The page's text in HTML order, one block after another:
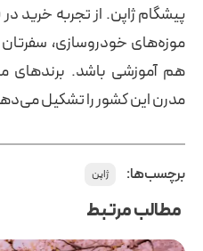
پیشگام ژاپن. از تجربه خرید
موزه‌های خودروسازی،
هم آموزشی باشد. برندهای
مدرن این کشور را تشکیل
برچسب‌ها: ژاپن
مطالب مرتبط